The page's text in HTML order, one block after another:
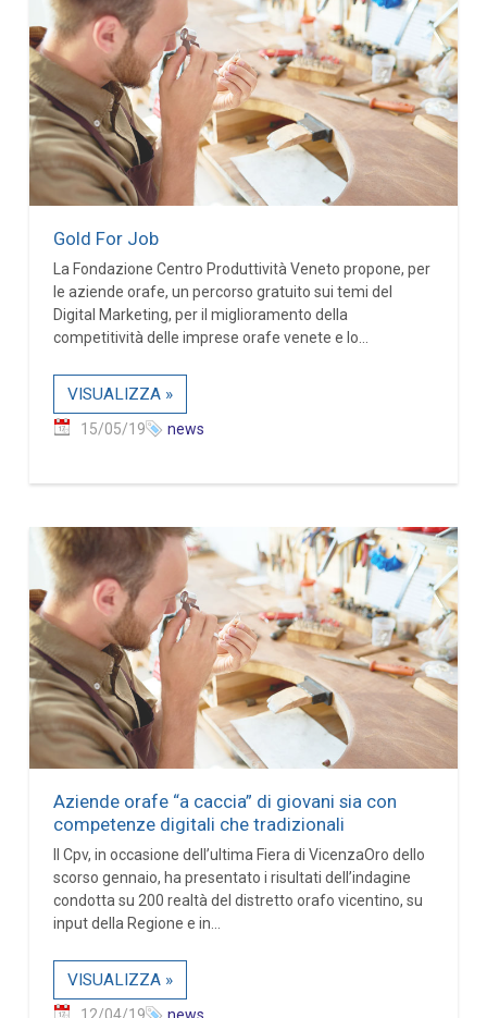
Gold For Job
La Fondazione Centro Produttività Veneto propone, per
le aziende orafe, un percorso gratuito sui temi del
Digital Marketing, per il miglioramento della
competitività delle imprese orafe venete e lo...
VISUALIZZA »
15/05/19 news
Aziende orafe “a caccia” di giovani sia con
competenze digitali che tradizionali
Il Cpv, in occasione dell’ultima Fiera di VicenzaOro dello
scorso gennaio, ha presentato i risultati dell’indagine
condotta su 200 realtà del distretto orafo vicentino, su
input della Regione e in...
VISUALIZZA »